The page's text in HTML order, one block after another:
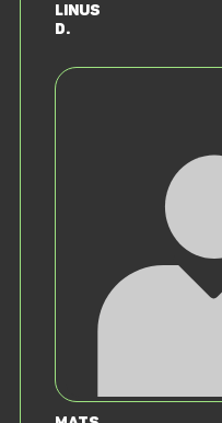
Linus
D.